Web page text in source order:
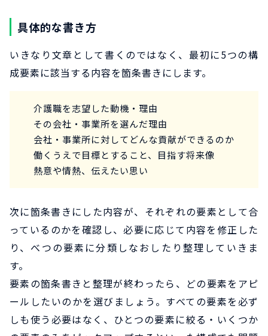
具体的な書き方
いきなり文章として書くのではなく、最初に5つの構
成要素に該当する内容を箇条書きにします。
介護職を志望した動機・理由
その会社・事業所を選んだ理由
会社・事業所に対してどんな貢献ができるのか
働くうえで目標とすること、目指す将来像
熱意や情熱、伝えたい思い
次に箇条書きにした内容が、それぞれの要素として合
っているのかを確認し、必要に応じて内容を修正した
り、べつの要素に分類しなおしたり整理していきま
す。
要素の箇条書きと整理が終わったら、どの要素をアピ
ールしたいのかを選びましょう。すべての要素を必ず
しも使う必要はなく、ひとつの要素に絞る・いくつか